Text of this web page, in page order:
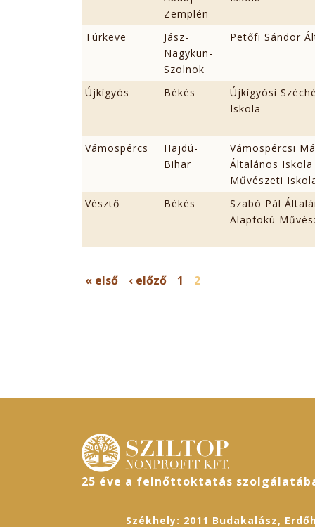
Zemplén
Túrkeve
Jász-
Nagykun-
Szolnok
Petőfi Sándor
Újkígyós Békés
Újkígyósi
Iskola
Vámospércs
Hajdú-
Bihar
Vámospércsi
Általános
Művészeti
Vésztő
Békés
Szabó Pál
Alapfokú
OLDALAK
« első ‹ előző 1 2
25 éve a felnőttoktatás
Székhely: 2011 Budakalász,